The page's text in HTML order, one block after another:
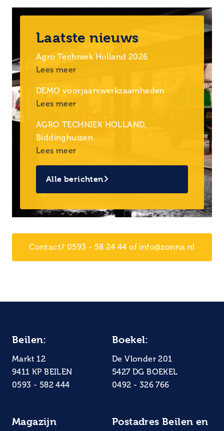
Laatste nieuws
Agro Techniek Holland 2026
Lees meer
DEMO voorjaarswerkzaamheden
Lees meer
AGRO TECHNIEK HOLLAND,
Biddinghuizen
Lees meer
Alle berichten
Contact? 0593 - 58 24 44 of info@zonna.nl
Beilen:
Markt 12
9411 KP BEILEN
0593 - 582 444
Boekel:
De Vlonder 201
5427 DG BOEKEL
0492 - 326 766
Magazijn
Postadres Beilen en